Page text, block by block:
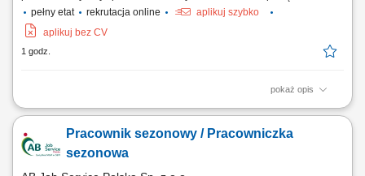
pełny etat
rekrutacja online
aplikuj szybko
aplikuj bez CV
1 godz.
pokaż opis
Twoje codzienne zadania Ty będziesz być odpowiedzialnym za
Diagnozować i usuwać usterki w złożonych układach hydraulicznych i
mechanicznych; Serwisować i naprawiać elektryczne układy napędowe
Pracownik sezonowy / Pracowniczka
sezonowa